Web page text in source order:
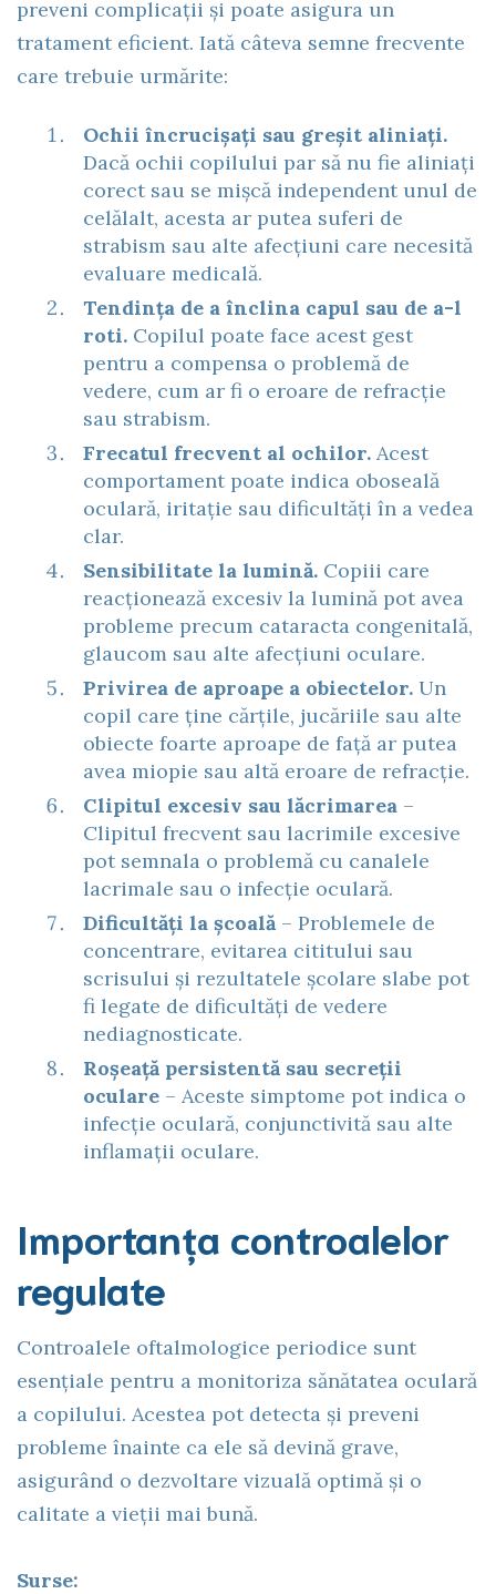
preveni complicații și poate asigura un
tratament eficient. Iată câteva semne frecvente
care trebuie urmărite:
Ochii încrucișați sau greșit aliniați.
Dacă ochii copilului par să nu fie aliniați
corect sau se mișcă independent unul de
celălalt, acesta ar putea suferi de
strabism sau alte afecțiuni care necesită
evaluare medicală.
Tendința de a înclina capul sau de a-l
roti. Copilul poate face acest gest
pentru a compensa o problemă de
vedere, cum ar fi o eroare de refracție
sau strabism.
Frecatul frecvent al ochilor. Acest
comportament poate indica oboseală
oculară, iritație sau dificultăți în a vedea
clar.
Sensibilitate la lumină. Copiii care
reacționează excesiv la lumină pot avea
probleme precum cataracta congenitală,
glaucom sau alte afecțiuni oculare.
Privirea de aproape a obiectelor. Un
copil care ține cărțile, jucăriile sau alte
obiecte foarte aproape de față ar putea
avea miopie sau altă eroare de refracție.
Clipitul excesiv sau lăcrimarea –
Clipitul frecvent sau lacrimile excesive
pot semnala o problemă cu canalele
lacrimale sau o infecție oculară.
Dificultăți la școală– Problemele de
concentrare, evitarea cititului sau
scrisului și rezultatele școlare slabe pot
fi legate de dificultăți de vedere
nediagnosticate.
Roșeață persistentă sau secreții
oculare – Aceste simptome pot indica o
infecție oculară, conjunctivită sau alte
inflamații oculare.
Importanța controalelor
regulate
Controalele oftalmologice periodice sunt
esențiale pentru a monitoriza sănătatea oculară
a copilului. Acestea pot detecta și preveni
probleme înainte ca ele să devină grave,
asigurând o dezvoltare vizuală optimă și o
calitate a vieții mai bună.
Surse: